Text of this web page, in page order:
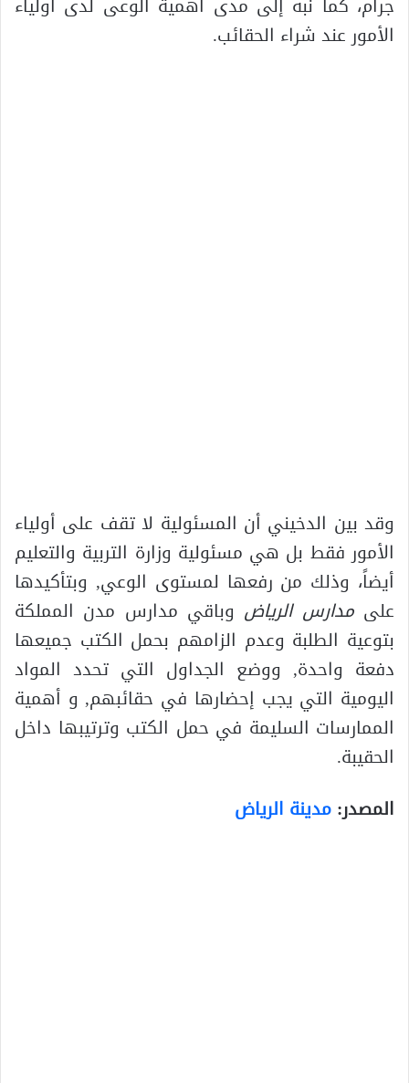
الأمور عند شراء الحقائب.
وقد بين الدخيني أن المسئولية لا تقف على أولياء
الأمور فقط بل هي مسئولية وزارة التربية والتعليم
أيضاً، وذلك من رفعها لمستوى الوعي, وبتأكيدها
علىمدارس الرياض وباقي مدارس مدن المملكة
بتوعية الطلبة وعدم الزامهم بحمل الكتب جميعها
دفعة واحدة, ووضع الجداول التي تحدد المواد
اليومية التي يجب إحضارها في حقائبهم, و أهمية
الممارسات السليمة في حمل الكتب وترتيبها داخل
الحقيبة.
المصدر:مدينة الرياض